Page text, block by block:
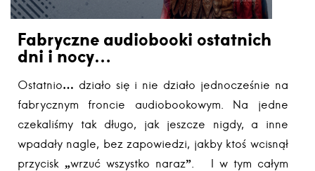
Fabryczne audiobooki ostatnich
dni i nocy…
Ostatnio… działo się i nie działo jednocześnie na
fabrycznym froncie audiobookowym. Na jedne
czekaliśmy tak długo, jak jeszcze nigdy, a inne
wpadały nagle, bez zapowiedzi, jakby ktoś wcisnął
przycisk „wrzuć wszystko naraz”. I w tym całym